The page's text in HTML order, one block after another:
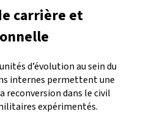
carrière et
d’évolution au sein du
internes permettent une
reconversion dans le civil
expérimentés.